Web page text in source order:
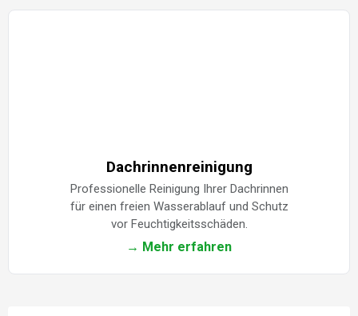
Dachrinnenreinigung
Professionelle Reinigung Ihrer Dachrinnen
für einen freien Wasserablauf und Schutz
vor Feuchtigkeitsschäden.
→ Mehr erfahren